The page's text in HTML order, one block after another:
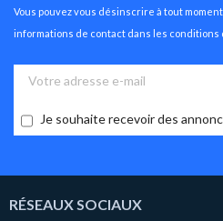
Vous pouvez vous désinscrire à tout
informations de contact dans les conditions
Je souhaite recevoir des
RÉSEAUX SOCIAUX